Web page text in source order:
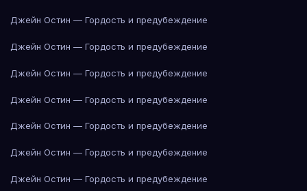
Джейн Остин — Гордость и предубеждение
Джейн Остин — Гордость и предубеждение
Джейн Остин — Гордость и предубеждение
Джейн Остин — Гордость и предубеждение
Джейн Остин — Гордость и предубеждение
Джейн Остин — Гордость и предубеждение
Джейн Остин — Гордость и предубеждение